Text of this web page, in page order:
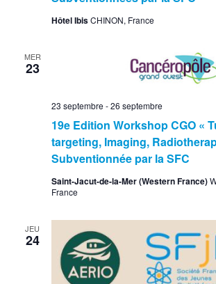
Hôtel IbisCHINON, France
MER
23
19e Edition Workshop CGO «
targeting, Imaging,
Subventionnée par la SFC
23 septembre -26 septembre
Saint-Jacut-de-la-Mer (Western France)
France
JEU
24